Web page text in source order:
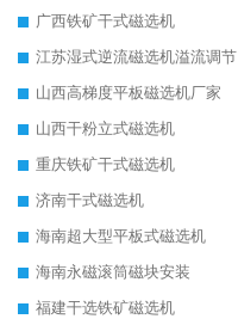
广西铁矿干式磁选机
江苏湿式逆流磁选机溢流调节
山西高梯度平板磁选机厂家
山西干粉立式磁选机
重庆铁矿干式磁选机
济南干式磁选机
海南超大型平板式磁选机
海南永磁滚筒磁块安装
福建干选铁矿磁选机